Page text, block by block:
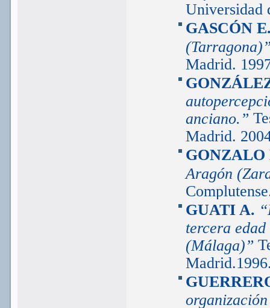
Universidad
GASCÓN
Madrid.
anciano.”
Madrid.
Aragón
GUATI A.
tercera
(Málaga)”